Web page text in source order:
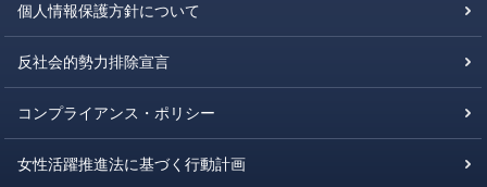
個人情報保護方針について
反社会的勢力排除宣言
コンプライアンス・ポリシー
女性活躍推進法に基づく行動計画